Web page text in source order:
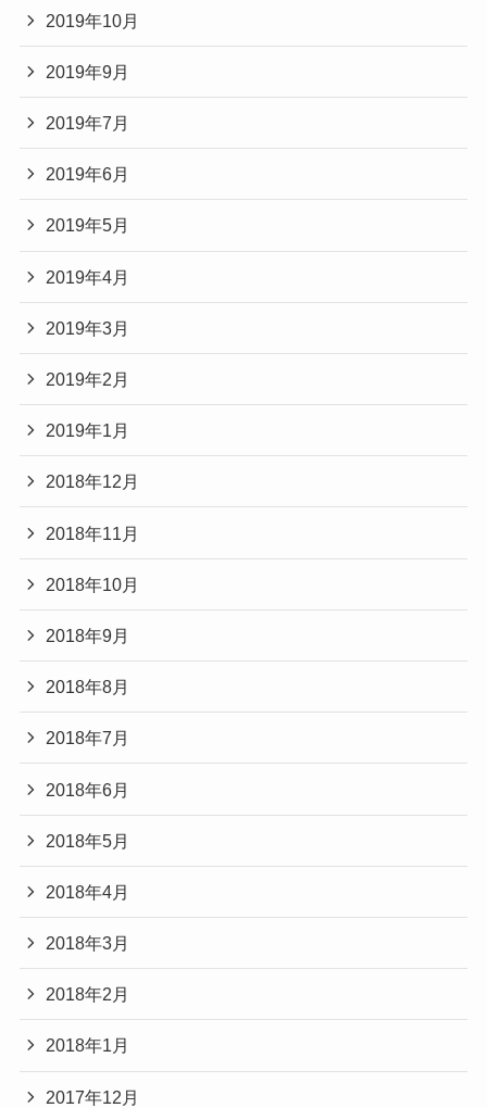
2019年10月
2019年9月
2019年7月
2019年6月
2019年5月
2019年4月
2019年3月
2019年2月
2019年1月
2018年12月
2018年11月
2018年10月
2018年9月
2018年8月
2018年7月
2018年6月
2018年5月
2018年4月
2018年3月
2018年2月
2018年1月
2017年12月